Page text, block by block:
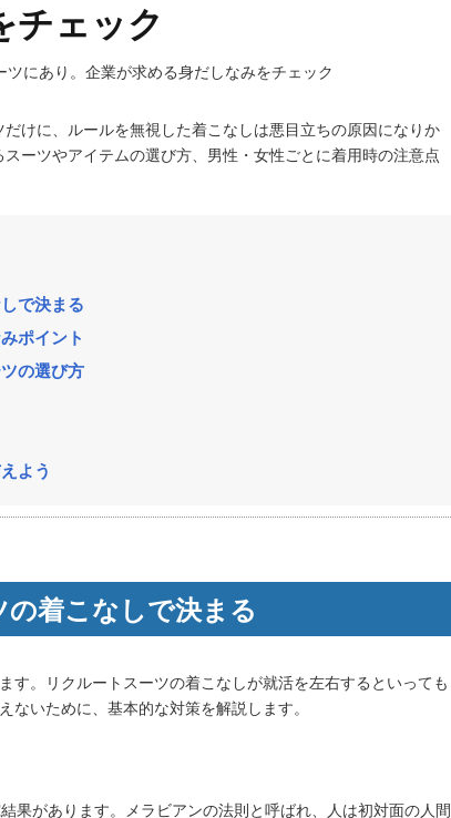
チェック
けに、ルールを無視した着こなしは悪目立ちの原因になりか
ーツやアイテムの選び方、男性・女性ごとに着用時の注意点
で決まる
ポイント
の選び方
よう
着こなしで決まる
す。リクルートスーツの着こなしが就活を左右するといっても
いために、基本的な対策を解説します。
果があります。メラビアンの法則と呼ばれ、人は初対面の人間